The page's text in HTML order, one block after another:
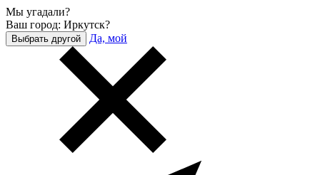
Мы угадали?
Ваш город: Иркутск?
Выбрать другой Да, мой